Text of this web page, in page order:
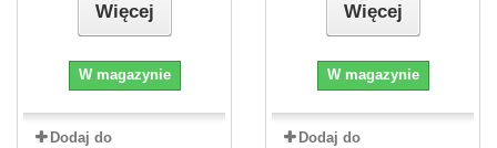
Więcej
W magazynie
Dodaj do
Więcej
W magazynie
Dodaj do